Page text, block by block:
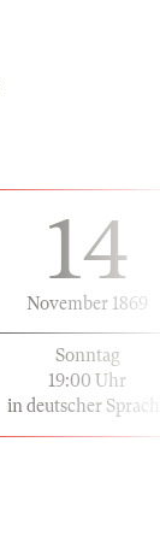
14
November 1869
Sonntag
19:00 Uhr
in deutscher Sprache